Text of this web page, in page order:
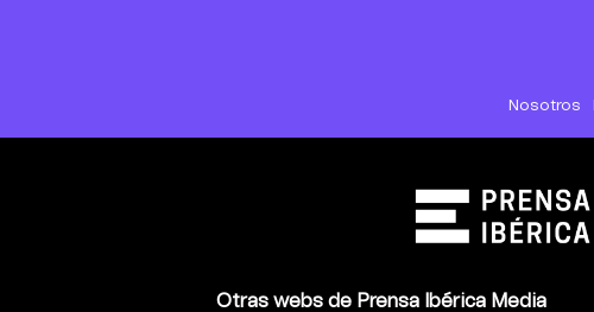
Nosotros
Otras webs de Prensa Ibérica Media